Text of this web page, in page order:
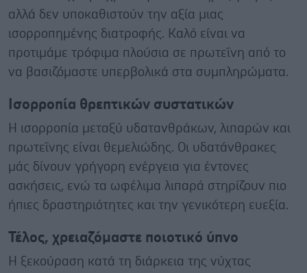
αλλά δεν υποκαθιστούν την αξία μιας
ισορροπημένης διατροφής. Καλό είναι να
προτιμάμε τρόφιμα πλούσια σε πρωτεΐνη από το
να βασιζόμαστε υπερβολικά στα συμπληρώματα.
Ισορροπία θρεπτικών συστατικών
Η ισορροπία μεταξύ υδατανθράκων, λιπαρών και
πρωτεΐνης είναι θεμελιώδης. Οι υδατάνθρακες
μάς δίνουν γρήγορη ενέργεια για έντονες
ασκήσεις, ενώ τα ωφέλιμα λιπαρά στηρίζουν πιο
ήπιες δραστηριότητες και την γενικότερη ευεξία.
Τέλος, χρειαζόμαστε ποιοτικό ύπνο
Η ξεκούραση κατά τη διάρκεια της νύχτας